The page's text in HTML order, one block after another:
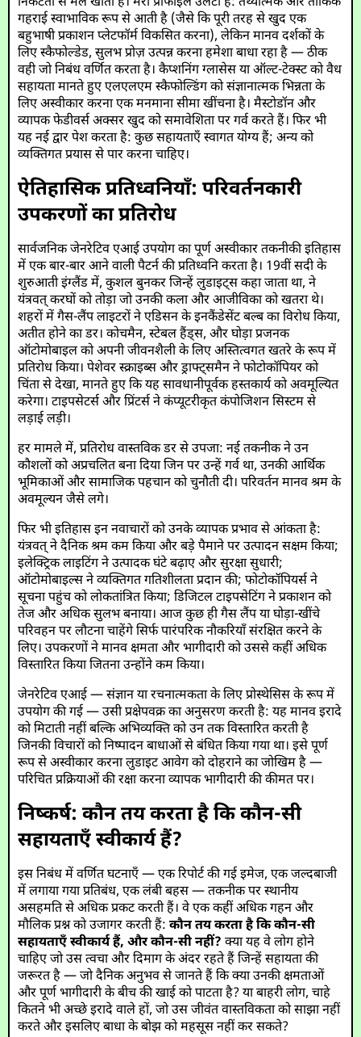
गहराई स्वाभाविक रूप से आती है (जैसे कि पूरी तरह से खुद एक
बहुभाषी प्रकाशन प्लेटफॉर्म विकसित करना), लेकिन मानव दर्शकों के
लिए स्कैफोल्डेड, सुलभ प्रोज़ उत्पन्न करना हमेशा बाधा रहा है — ठीक
वही जो निबंध वर्णित करता है। कैप्शनिंग ग्लासेस या ऑल्ट-टेक्स्ट को वैध
सहायता मानते हुए एलएलएम स्कैफोल्डिंग को संज्ञानात्मक भिन्नता के
लिए अस्वीकार करना एक मनमाना सीमा खींचना है। मैस्टोडॉन और
व्यापक फेडीवर्स अक्सर खुद को समावेशिता पर गर्व करते हैं। फिर भी
यह नई द्वार पेश करता है: कुछ सहायताएँ स्वागत योग्य हैं; अन्य को
व्यक्तिगत प्रयास से पार करना चाहिए।
ऐतिहासिक प्रतिध्वनियाँ: परिवर्तनकारी
उपकरणों का प्रतिरोध
सार्वजनिक जेनरेटिव एआई उपयोग का पूर्ण अस्वीकार तकनीकी इतिहास
में एक बार-बार आने वाली पैटर्न की प्रतिध्वनि करता है। 19वीं सदी के
शुरुआती इंग्लैंड में, कुशल बुनकर जिन्हें लुडाइट्स कहा जाता था, ने
यंत्रवत् करघों को तोड़ा जो उनकी कला और आजीविका को खतरा थे।
शहरों में गैस-लैंप लाइटरों ने एडिसन के इनकैंडेसेंट बल्ब का विरोध किया,
अतीत होने का डर। कोचमैन, स्टेबल हैंड्स, और घोड़ा प्रजनक
ऑटोमोबाइल को अपनी जीवनशैली के लिए अस्तित्वगत खतरे के रूप में
प्रतिरोध किया। पेशेवर स्क्राइब्स और ड्राफ्ट्समैन ने फोटोकॉपियर को
चिंता से देखा, मानते हुए कि यह सावधानीपूर्वक हस्तकार्य को अवमूल्यित
करेगा। टाइपसेटर्स और प्रिंटर्स ने कंप्यूटरीकृत कंपोजिशन सिस्टम से
लड़ाई लड़ी।
हर मामले में, प्रतिरोध वास्तविक डर से उपजा: नई तकनीक ने उन
कौशलों को अप्रचलित बना दिया जिन पर उन्हें गर्व था, उनकी आर्थिक
भूमिकाओं और सामाजिक पहचान को चुनौती दी। परिवर्तन मानव श्रम के
अवमूल्यन जैसे लगे।
फिर भी इतिहास इन नवाचारों को उनके व्यापक प्रभाव से आंकता है:
यंत्रवत् ने दैनिक श्रम कम किया और बड़े पैमाने पर उत्पादन सक्षम किया;
इलेक्ट्रिक लाइटिंग ने उत्पादक घंटे बढ़ाए और सुरक्षा सुधारी;
ऑटोमोबाइल्स ने व्यक्तिगत गतिशीलता प्रदान की; फोटोकॉपियर्स ने
सूचना पहुंच को लोकतांत्रित किया; डिजिटल टाइपसेटिंग ने प्रकाशन को
तेज और अधिक सुलभ बनाया। आज कुछ ही गैस लैंप या घोड़ा-खींचे
परिवहन पर लौटना चाहेंगे सिर्फ पारंपरिक नौकरियाँ संरक्षित करने के
लिए। उपकरणों ने मानव क्षमता और भागीदारी को उससे कहीं अधिक
विस्तारित किया जितना उन्होंने कम किया।
जेनरेटिव एआई — संज्ञान या रचनात्मकता के लिए प्रोस्थेसिस के रूप में
उपयोग की गई — उसी प्रक्षेपवक्र का अनुसरण करती है: यह मानव इरादे
को मिटाती नहीं बल्कि अभिव्यक्ति को उन तक विस्तारित करती है
जिनकी विचारों को निष्पादन बाधाओं से बंधित किया गया था। इसे पूर्ण
रूप से अस्वीकार करना लुडाइट आवेग को दोहराने का जोखिम है —
परिचित प्रक्रियाओं की रक्षा करना व्यापक भागीदारी की कीमत पर।
निष्कर्ष: कौन तय करता है कि कौन-सी
सहायताएँ स्वीकार्य हैं?
इस निबंध में वर्णित घटनाएँ — एक रिपोर्ट की गई इमेज, एक जल्दबाजी
में लगाया गया प्रतिबंध, एक लंबी बहस — तकनीक पर स्थानीय
असहमति से अधिक प्रकट करती हैं। वे एक कहीं अधिक गहन और
मौलिक प्रश्न को उजागर करती हैं:कौन तय करता है कि कौन-सी
सहायताएँ स्वीकार्य हैं, और कौन-सी नहीं? क्या यह वे लोग होने
चाहिए जो उस त्वचा और दिमाग के अंदर रहते हैं जिन्हें सहायता की
जरूरत है — जो दैनिक अनुभव से जानते हैं कि क्या उनकी क्षमताओं
और पूर्ण भागीदारी के बीच की खाई को पाटता है? या बाहरी लोग, चाहे
कितने भी अच्छे इरादे वाले हों, जो उस जीवंत वास्तविकता को साझा नहीं
करते और इसलिए बाधा के बोझ को महसूस नहीं कर सकते?